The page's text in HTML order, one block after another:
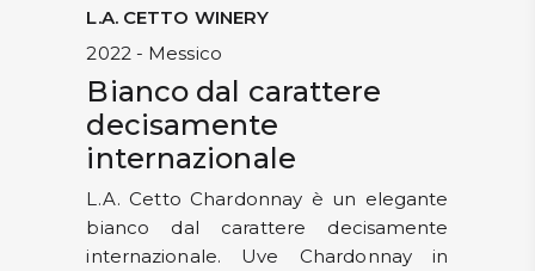
L.A. CETTO WINERY
2022 - Messico
Bianco dal carattere
decisamente
internazionale
L.A. Cetto Chardonnay è un elegante
bianco dal carattere decisamente
internazionale. Uve Chardonnay in